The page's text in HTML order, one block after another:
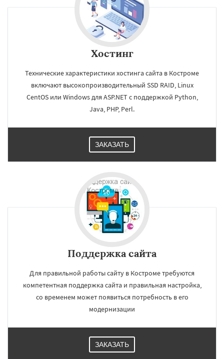
Хостинг
Технические характеристики хостинга сайта в Костроме
включают высокопроизводительный SSD RAID, Linux
CentOS или Windows для ASP.NET c поддержкой Python,
Java, PHP, Perl.
ЗАКАЗАТЬ
Поддержка сайта
Для правильной работы сайту в Костроме требуются
компетентная поддержка сайта и правильная настройка,
со временем может появиться потребность в его
модернизации
ЗАКАЗАТЬ